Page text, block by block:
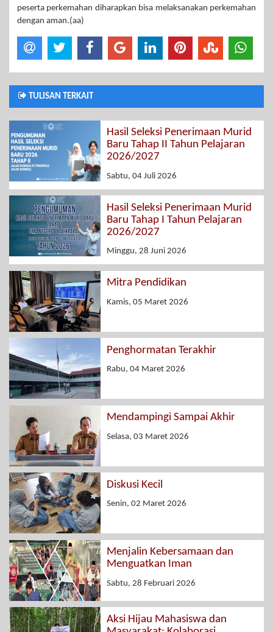
peserta perkemahan diharapkan bisa melaksanakan perkemahan
dengan aman.(aa)
TULISAN TERKAIT
Hasil Seleksi Penerimaan Murid
Baru Tahap II Tahun Pelajaran
2026/2027
Sabtu, 04 Juli 2026
Hasil Seleksi Penerimaan Murid
Baru Tahap I Tahun Pelajaran
2026/2027
Minggu, 28 Juni 2026
Mitra Pendidikan
Kamis, 05 Maret 2026
Penghormatan Terakhir
Rabu, 04 Maret 2026
Mendampingi Sampai Akhir
Selasa, 03 Maret 2026
Diskusi Kecil
Senin, 02 Maret 2026
Menjalin Kebersamaan dan
Menguatkan Iman
Sabtu, 28 Februari 2026
Aksi Hijau Mahasiswa dan